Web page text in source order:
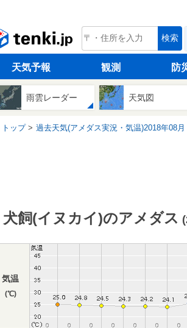
tenki.jp 検索
天気予報 観測 防
雨雲レーダー 天気図
トップ 過去天気(アメダス実況・気温)2018年08月
犬飼(イヌカイ)のアメダス
気温
(℃)